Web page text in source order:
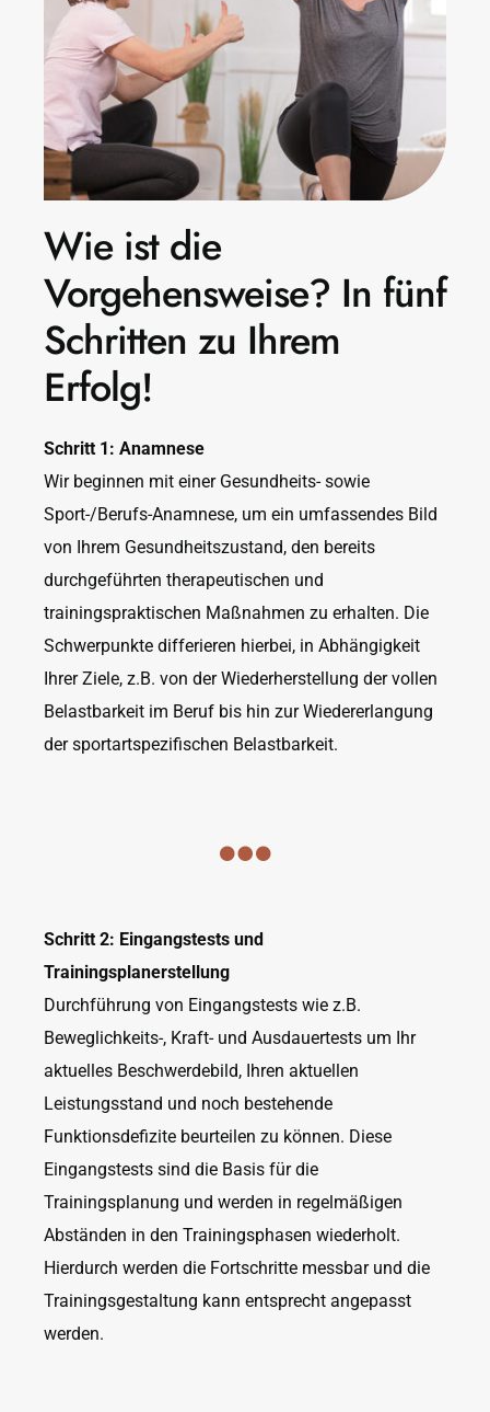
Wie ist die
Vorgehensweise? In fünf
Schritten zu Ihrem
Erfolg!
Schritt 1: Anamnese
Wir beginnen mit einer Gesundheits- sowie
Sport-/Berufs-Anamnese, um ein umfassendes Bild
von Ihrem Gesundheitszustand, den bereits
durchgeführten therapeutischen und
trainingspraktischen Maßnahmen zu erhalten. Die
Schwerpunkte differieren hierbei, in Abhängigkeit
Ihrer Ziele, z.B. von der Wiederherstellung der vollen
Belastbarkeit im Beruf bis hin zur Wiedererlangung
der sportartspezifischen Belastbarkeit.
Schritt 2: Eingangstests und
Trainingsplanerstellung
Durchführung von Eingangstests wie z.B.
Beweglichkeits-, Kraft- und Ausdauertests um Ihr
aktuelles Beschwerdebild, Ihren aktuellen
Leistungsstand und noch bestehende
Funktionsdefizite beurteilen zu können. Diese
Eingangstests sind die Basis für die
Trainingsplanung und werden in regelmäßigen
Abständen in den Trainingsphasen wiederholt.
Hierdurch werden die Fortschritte messbar und die
Trainingsgestaltung kann entsprecht angepasst
werden.